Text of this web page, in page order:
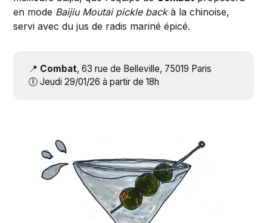
en mode Baijiu Moutai pickle backà la chinoise,
servi avec du jus de radis mariné épicé.
📍 Combat, 63 rue de Belleville, 75019 Paris
🕕 Jeudi 29/01/26 à partir de 18h